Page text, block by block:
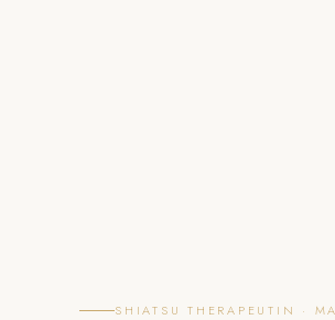
SHIATSU THERAPEUTIN ·